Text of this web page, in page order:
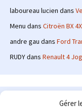
Gérer
laboureau lucien dans
Menu dans Citroën BX
andre gau dans Ford
RUDYdans Renault 4
Le site en